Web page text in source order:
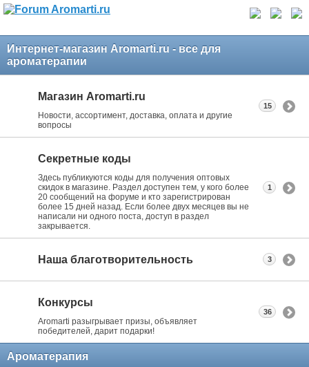
Интернет-магазин Aromarti.ru - все для
ароматерапии
Магазин Aromarti.ru
Новости, ассортимент, доставка, оплата и другие
вопросы
15
Секретные коды
Здесь публикуются коды для получения оптовых
скидок в магазине. Раздел доступен тем, у кого более
20 сообщений на форуме и кто зарегистрирован
более 15 дней назад. Если более двух месяцев вы не
написали ни одного поста, доступ в раздел
закрывается.
1
Наша благотворительность 3
Конкурсы
Aromarti разыгрывает призы, объявляет
победителей, дарит подарки!
36
Ароматерапия